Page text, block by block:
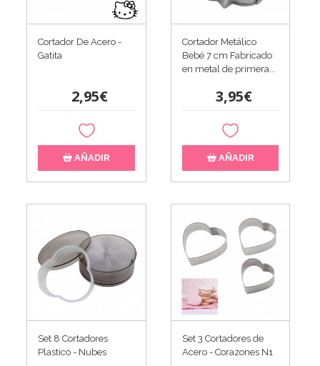
Cortador De Acero -
Gatita
2,95€
AÑADIR
Cortador Metálico
Bebé 7 cm Fabricado
en metal de primera...
3,95€
AÑADIR
Set 8 Cortadores
Plastico - Nubes
Set 3 Cortadores de
Acero - Corazones N1